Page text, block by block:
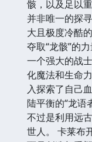
骸，以及足以
并非唯一的探
大且极度冷酷
夺取“龙骸”的
一个强大的战
化魔法和生命
入探索了自己
陆平衡的“龙语
不过是利用远
世人。 卡莱布